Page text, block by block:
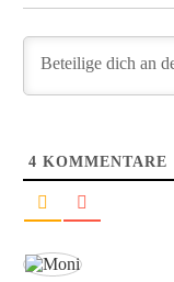
4 KOMMENTARE